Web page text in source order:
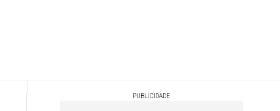
PUBLICIDADE